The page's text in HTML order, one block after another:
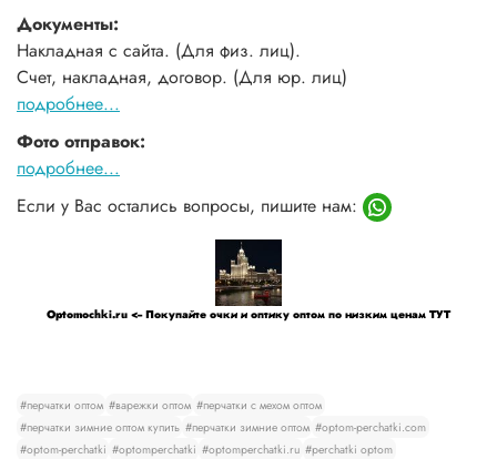
Документы:
Накладная с сайта. (Для физ. лиц).
Счет, накладная, договор. (Для юр. лиц)
подробнее...
Фото отправок:
подробнее...
Если у Вас остались вопросы, пишите нам:
Optomochki.ru <-- Покупайте очки и оптику оптом по низким ценам ТУТ
#перчатки оптом #варежки оптом #перчатки с мехом оптом
#перчатки зимние оптом купить #перчатки зимние оптом #optom-perchatki.com
#optom-perchatki #optomperchatki #optomperchatki.ru #perchatki optom